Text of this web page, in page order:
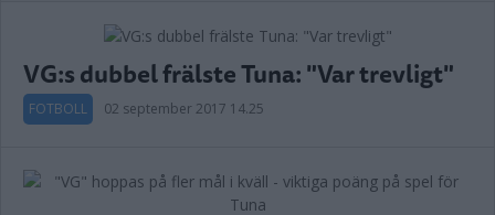
VG:s dubbel frälste Tuna: "Var trevligt"
FOTBOLL 02 september 2017 14.25